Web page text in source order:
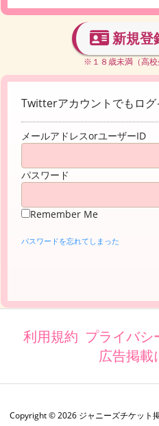
新規登
※１８歳未満（高
Twitterアカウントでもログ
メールアドレスorユーザーID
パスワード
Remember Me
パスワードを忘れてしまった
利用規約 プライバシ
広告掲載
Copyright ©2026 ジャニーズチケット